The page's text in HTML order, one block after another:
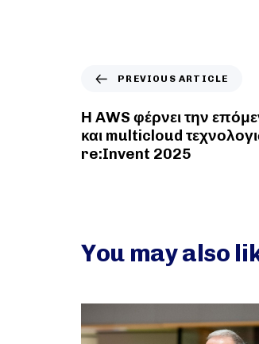
PREVIOUS ARTICLE
Η AWS φέρνει την
και multicloud
re:Invent 2025
You may also